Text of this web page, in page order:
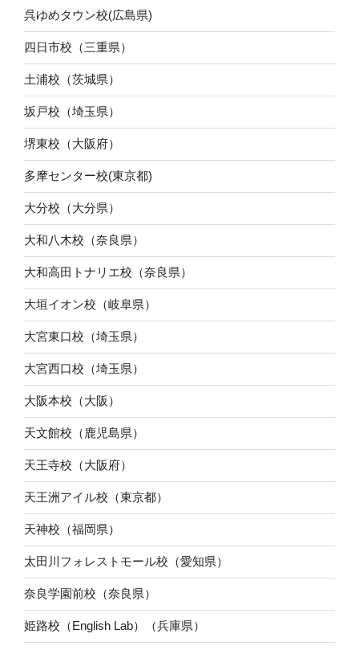
呉ゆめタウン校(広島県)
四日市校（三重県）
土浦校（茨城県）
坂戸校（埼玉県）
堺東校（大阪府）
多摩センター校(東京都)
大分校（大分県）
大和八木校（奈良県）
大和高田トナリエ校（奈良県）
大垣イオン校（岐阜県）
大宮東口校（埼玉県）
大宮西口校（埼玉県）
大阪本校（大阪）
天文館校（鹿児島県）
天王寺校（大阪府）
天王洲アイル校（東京都）
天神校（福岡県）
太田川フォレストモール校（愛知県）
奈良学園前校（奈良県）
姫路校（English Lab）（兵庫県）